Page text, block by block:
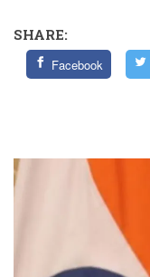
SHARE:
Facebook